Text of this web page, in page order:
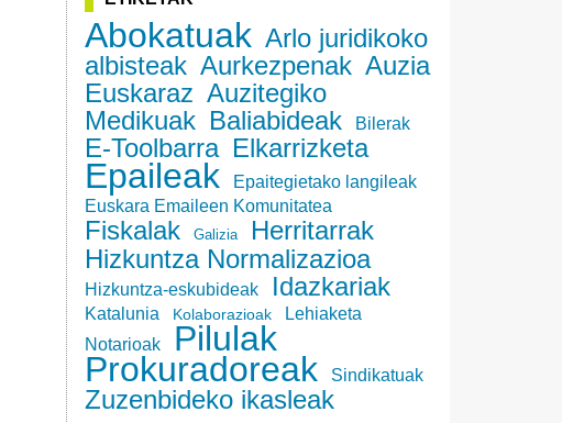
Abokatuak Arlo juridikoko
albisteak Aurkezpenak Auzia
Euskaraz Auzitegiko
Medikuak Baliabideak Bilerak
E-Toolbarra Elkarrizketa
Epaileak
Epaitegietako langileak
Euskara Emaileen Komunitatea
Fiskalak Galizia
Herritarrak
Hizkuntza Normalizazioa
Hizkuntza-eskubideak Idazkariak
Katalunia Kolaborazioak
Lehiaketa
Notarioak
Pilulak
Prokuradoreak Sindikatuak
Zuzenbideko ikasleak